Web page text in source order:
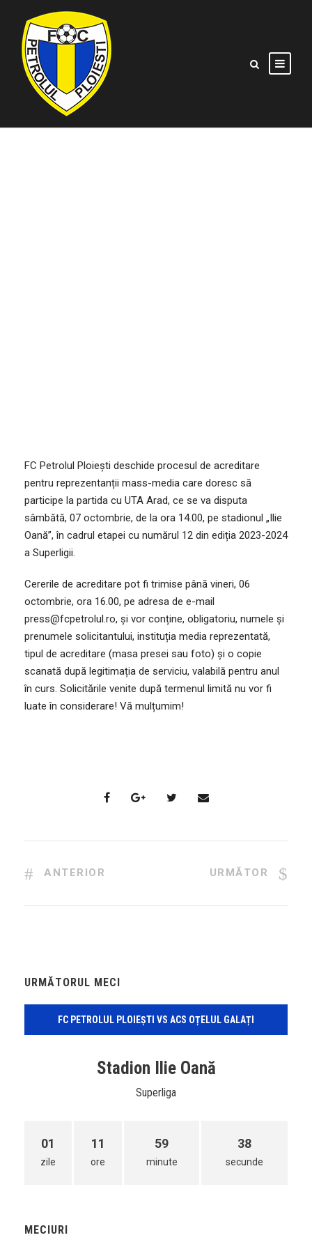
FC Petrolul Ploiești deschide procesul de acreditare
pentru reprezentanții mass-media care doresc să
participe la partida cu UTA Arad, ce se va disputa
sâmbătă, 07 octombrie, de la ora 14.00, pe stadionul „Ilie
Oană”, în cadrul etapei cu numărul 12 din ediția 2023-2024
a Superligii.
Cererile de acreditare pot fi trimise până vineri, 06
octombrie, ora 16.00, pe adresa de e-mail
press@fcpetrolul.ro, și vor conține, obligatoriu, numele și
prenumele solicitantului, instituția media reprezentată,
tipul de acreditare (masa presei sau foto) și o copie
scanată după legitimația de serviciu, valabilă pentru anul
în curs. Solicitările venite după termenul limită nu vor fi
luate în considerare! Vă mulțumim!
ANTERIOR URMĂTOR
URMĂTORUL MECI
FC PETROLUL PLOIEȘTI VS ACS OȚELUL GALAȚI
Stadion Ilie Oană
Superliga
01
zile
11
ore
59
minute
38
secunde
MECIURI